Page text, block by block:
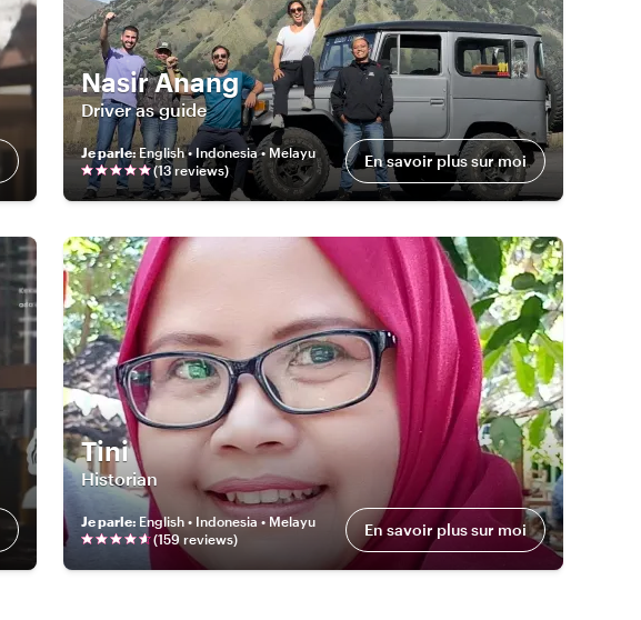
Nasir Anang
Driver as guide
Je parle:English • Indonesia • Melayu
(13reviews) En savoir plus sur moi
Tini
Historian
Je parle: English • Indonesia • Melayu
(159 reviews) En savoir plus sur moi